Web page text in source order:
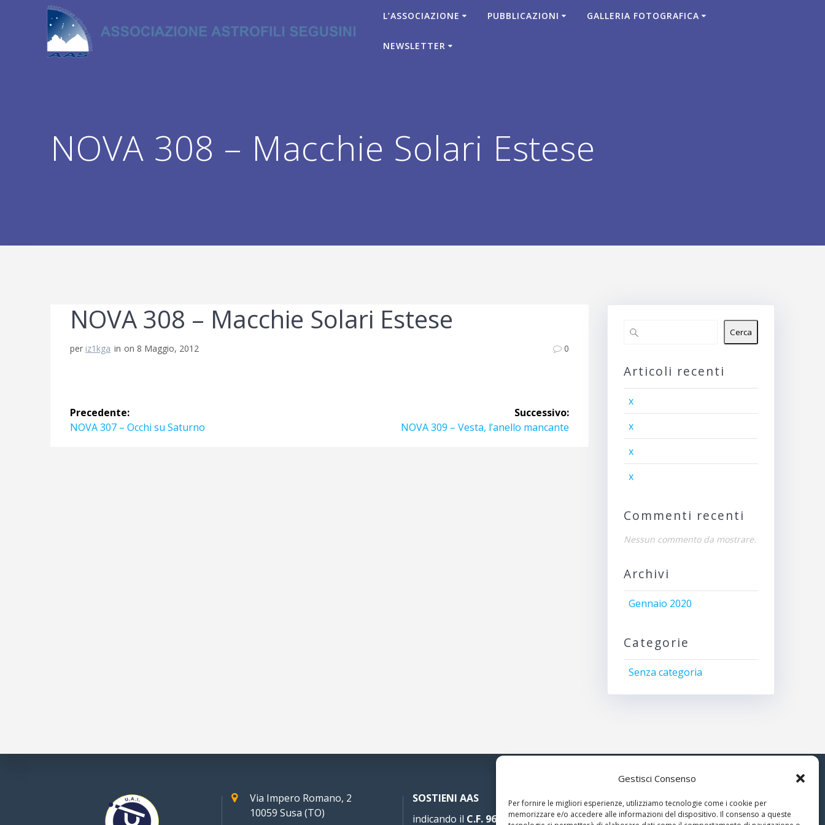
Gestisci Consenso
Per fornire le migliori esperienze, utilizziamo tecnologie come i cookie per
memorizzare e/o accedere alle informazioni del dispositivo. Il consenso a queste
L’ASSOCIAZIONE PUBBLICAZIONI GALLERIA FOTOGRAFICA
NEWSLETTER
NOVA 308 – Macchie Solari Estese
NOVA 308 – Macchie Solari Estese
per iz1kga in on 8 Maggio, 2012 0
Navigazione
articoli
Precedente:
Articolo
NOVA 307 – Occhi su Saturno
Successivo:
Articolo
NOVA 309 – Vesta, l’anello mancante
Cerca
Articoli recenti
x
x
x
x
Commenti recenti
Nessun commento da mostrare.
Archivi
Gennaio 2020
Categorie
Senza categoria
Via Impero Romano, 2
10059 Susa (TO)
SOSTIENI AAS
indicando il C.F. 96020930010nella
© 2026 Associazione Astrofili
Segusini